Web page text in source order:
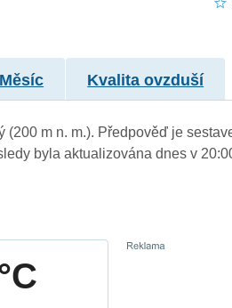
Kvalita ovzduší
(200 m n. m.). Předpověď je
byla aktualizována dnes v